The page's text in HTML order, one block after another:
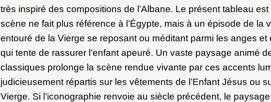
très inspiré des compositions de l’Albane. Le présent tableau est
scène ne fait plus référence à l’Égypte, mais à un épisode de la
entouré de la Vierge se reposant ou méditant parmi les anges et
qui tente de rassurer l’enfant apeuré. Un vaste paysage animé
classiques prolonge la scène rendue vivante par ces accents
judicieusement répartis sur les vêtements de l’Enfant Jésus ou
Vierge. Si l’iconographie renvoie au siècle précédent, le